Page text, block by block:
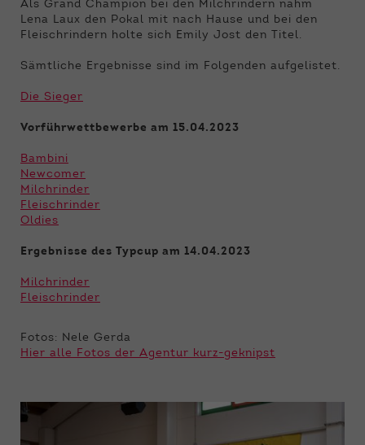
Als Grand Champion bei den Milchrindern nahm
Lena Laux den Pokal mit nach Hause und bei den
Fleischrindern holte sich Emily Jost den Titel.
Sämtliche Ergebnisse sind im Folgenden aufgelistet.
Die Sieger
Vorführwettbewerbe am 15.04.2023
Bambini
Newcomer
Milchrinder
Fleischrinder
Oldies
Ergebnisse des Typcup am 14.04.2023
Milchrinder
Fleischrinder
Fotos: Nele Gerda
Hier alle Fotos der Agentur kurz-geknipst